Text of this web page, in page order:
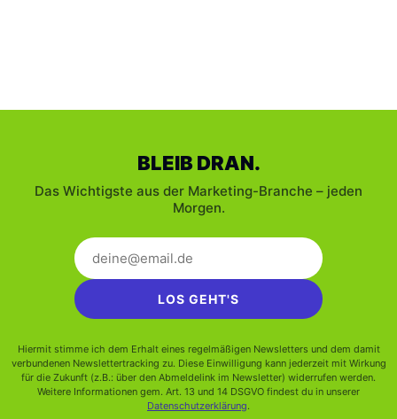
BLEIB DRAN.
Das Wichtigste aus der Marketing-Branche – jeden
Morgen.
LOS GEHT'S
Hiermit stimme ich dem Erhalt eines regelmäßigen Newsletters und dem damit
verbundenen Newslettertracking zu. Diese Einwilligung kann jederzeit mit Wirkung
für die Zukunft (z.B.: über den Abmeldelink im Newsletter) widerrufen werden.
Weitere Informationen gem. Art. 13 und 14 DSGVO findest du in unserer
Datenschutzerklärung.